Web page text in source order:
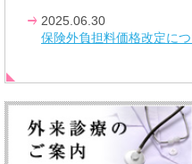
2025.06.30
保険外負担料価格改定に